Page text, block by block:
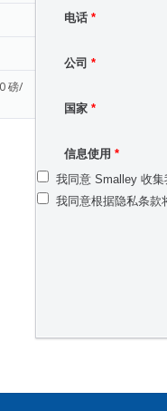
磅/
电话 *
公司 *
国家 *
信息使用 *
我同意 Smalley 收集
我同意根据隐私条款